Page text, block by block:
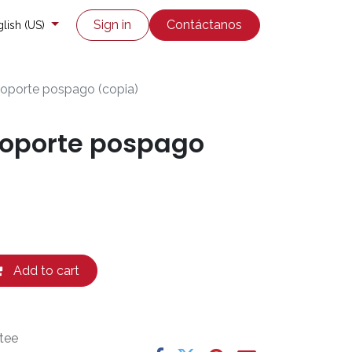
Enviar un ticket
(US) Sign in Contáctanos
pospago (copia)
pospago
Add to cart